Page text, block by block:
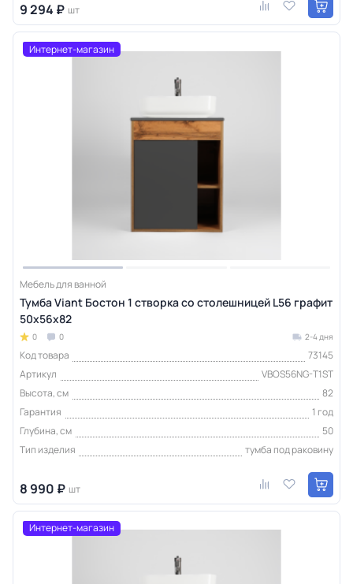
9 294 ₽ шт
Интернет-магазин
Мебель для ванной
Тумба Viant Бостон 1 створка со столешницей L56 графит
50х56х82
0 0 2-4 дня
Код товара
73145
Артикул
VBOS56NG-T1ST
Высота, см
82
Гарантия
1 год
Глубина, см
50
Тип изделия
тумба под раковину
8 990 ₽ шт
Интернет-магазин